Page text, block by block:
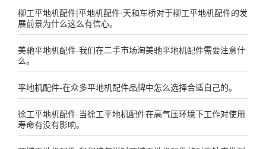
柳工平地机配件|平地机配件-天和车桥对于柳工平地机配件的发
展前景为什么这么有信心。
美驰平地机配件-我们在二手市场淘美驰平地机配件需要注意什
么。
平地机配件-在众多平地机配件品牌中怎么选择合适自己的。
徐工平地机配件-当徐工平地机配件在高气压环境下工作对使用
寿命有没有影响。